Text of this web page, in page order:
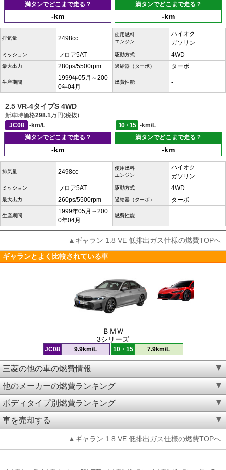
満タンでどこまで走る？
-km
満タンでどこまで走る？
-km
排気量 2498cc
使用燃料
エンジン
ハイオク
ガソリン
ミッション フロア5AT 駆動方式 4WD
最大出力 280ps/5500rpm 過給器（ターボ） ターボ
生産期間
1999年05月～200
0年04月
燃費性能 -
2.5 VR-4タイプS 4WD
新車時価格298.1万円(税抜)
JC08
-km/L 10・15
-km/L
満タンでどこまで走る？
-km
満タンでどこまで走る？
-km
排気量 2498cc
使用燃料
エンジン
ハイオク
ガソリン
ミッション フロア5AT 駆動方式 4WD
最大出力 260ps/5500rpm 過給器（ターボ） ターボ
生産期間
1999年05月～200
0年04月
燃費性能 -
▲ギャラン 1.8 VE 低排出ガス仕様の燃費TOPへ
ギャランとよく比較されている車
ＢＭＷ
3シリーズ
JC08 9.9km/L 10・15 7.9km/L
三菱の他の車の燃費情報
他のメーカーの燃費ランキング
ボディタイプ別燃費ランキング
車を売却する
▲ギャラン 1.8 VE 低排出ガス仕様の燃費TOPへ